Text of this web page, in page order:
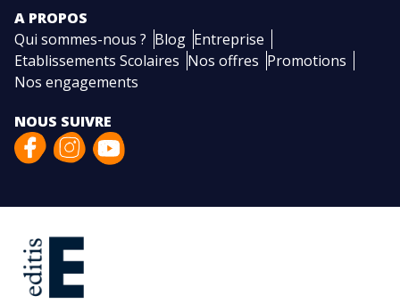
A PROPOS
Qui sommes-nous ? Blog Entreprise
Etablissements Scolaires Nos offres Promotions
Nos engagements
NOUS SUIVRE